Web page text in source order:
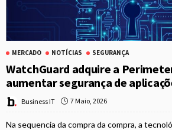
MERCADO NOTÍCIAS SEGURANÇA
WatchGuard adquire a
aumentar segurança de
Business IT 7 Maio, 2026
Na sequencia da compra da compra, a